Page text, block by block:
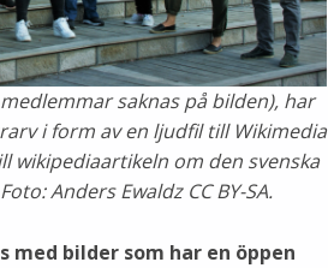
saknas på bilden), har
i form av en ljudfil till Wikimedia
wikipediaartikeln om den svenska
Anders Ewaldz CC BY-SA.
bilder som har en öppen